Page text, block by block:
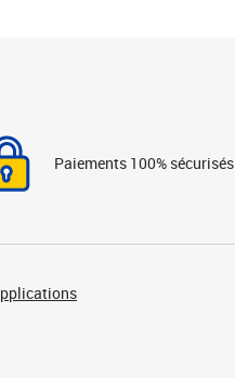
Paiements 100% sécurisés